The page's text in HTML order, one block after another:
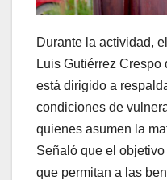
Durante la actividad,
Luis Gutiérrez Crespo
está dirigido a
condiciones de
quienes asumen la
Señaló que el
que permitan a las